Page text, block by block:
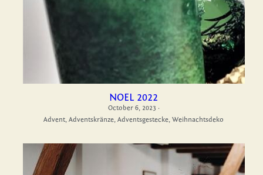
NOEL 2022
October 6, 2023 ·
Advent, Adventskränze, Adventsgestecke, Weihnachtsdeko